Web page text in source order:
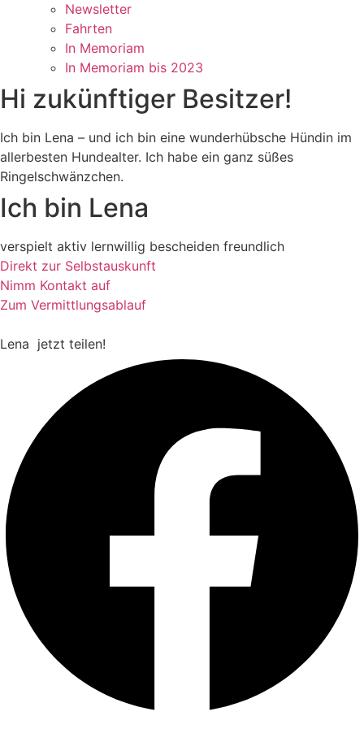
Newsletter
Fahrten
In Memoriam
In Memoriam bis 2023
Hi zukünftiger Besitzer!
Ich bin Lena – und ich bin eine wunderhübsche Hündin im
allerbesten Hundealter. Ich habe ein ganz süßes
Ringelschwänzchen.
Ich bin Lena
verspielt aktiv lernwillig bescheiden freundlich
Direkt zur Selbstauskunft
Nimm Kontakt auf
Zum Vermittlungsablauf
Lena jetzt teilen!